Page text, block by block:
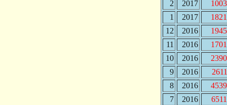
2 2017
1
2017
12
2016
11
2016
10
2016
9
2016
8
2016
7
2016